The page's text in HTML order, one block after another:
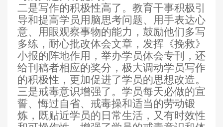
二是写作的积极性高了。教育干事积极引
导和提高学员用脑思考问题、用手表达心
意、用眼观察事物的能力，鼓励他们多写
多练，耐心批改体会文章，发挥《挽救》
小报的阵地作用，举办学员体会专刊，还
给刊稿者相应的奖分，极大调动学员写作
的积极性，更加促进了学员的思想改造。
三是戒毒意识增强了。学员每天必做的宣
誓、悔过自省、戒毒操和适当的劳动锻
炼，既贴近学员的日常生活，又有时效性